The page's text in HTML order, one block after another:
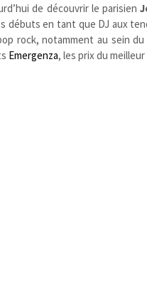
de découvrir le parisien
débuts en tant que DJ aux
rock, notamment au sein du
Emergenza, les prix du